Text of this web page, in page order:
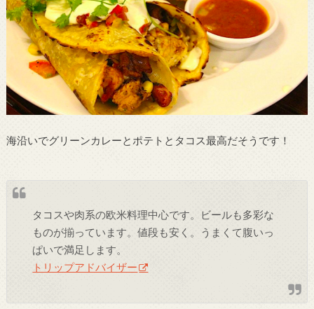
海沿いでグリーンカレーとポテトとタコス最高だそうです！
タコスや肉系の欧米料理中心です。ビールも多彩な
ものが揃っています。値段も安く。うまくて腹いっ
ぱいで満足します。
トリップアドバイザー